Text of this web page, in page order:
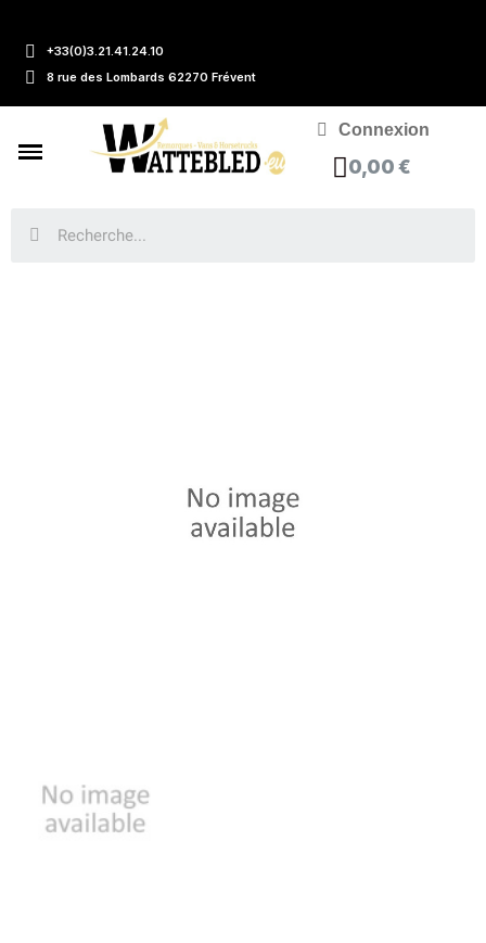
+33(0)3.21.41.24.10
8 rue des Lombards 62270 Frévent
Connexion
0,00 €